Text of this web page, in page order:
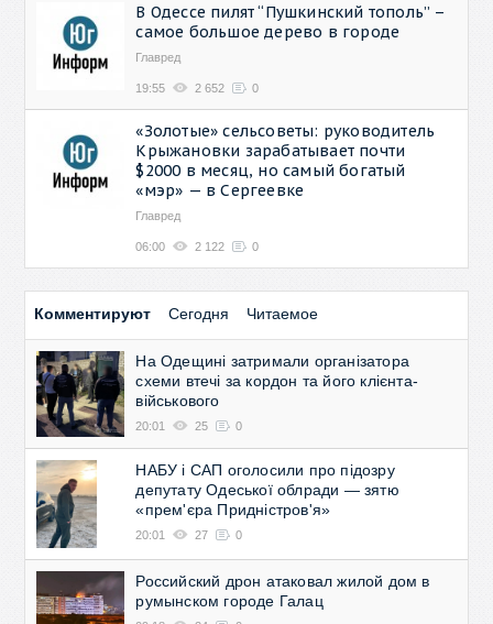
В Одессе пилят “Пушкинский тополь” –
самое большое дерево в городе
Главред
19:55 2 652 0
«Золотые» сельсоветы: руководитель
Крыжановки зарабатывает почти
$2000 в месяц, но самый богатый
«мэр» — в Сергеевке
Главред
06:00 2 122 0
Комментируют Сегодня Читаемое
На Одещині затримали організатора
схеми втечі за кордон та його клієнта-
військового
20:01 25 0
НАБУ і САП оголосили про підозру
депутату Одеської облради — зятю
«прем'єра Придністров'я»
20:01 27 0
Российский дрон атаковал жилой дом в
румынском городе Галац